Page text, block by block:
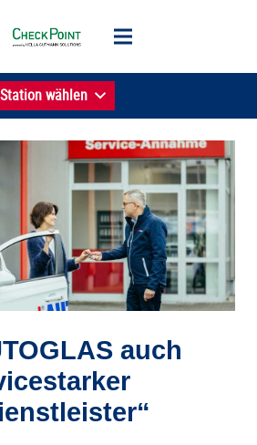
Station wählen
auch